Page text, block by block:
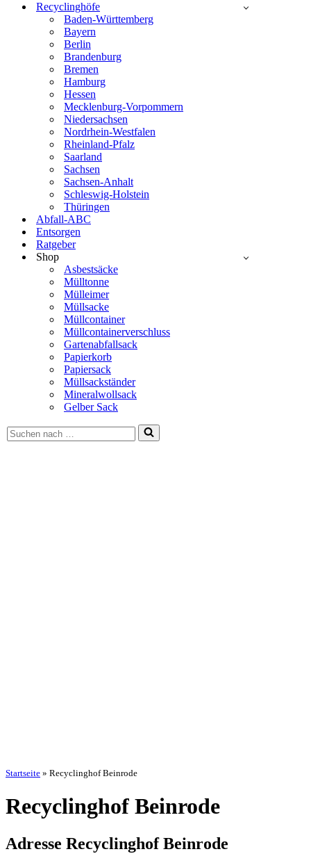
Recyclinghöfe
Baden-Württemberg
Bayern
Berlin
Brandenburg
Bremen
Hamburg
Hessen
Mecklenburg-Vorpommern
Niedersachsen
Nordrhein-Westfalen
Rheinland-Pfalz
Saarland
Sachsen
Sachsen-Anhalt
Schleswig-Holstein
Thüringen
Abfall-ABC
Entsorgen
Ratgeber
Shop
Asbestsäcke
Mülltonne
Mülleimer
Müllsacke
Müllcontainer
Müllcontainerverschluss
Gartenabfallsack
Papierkorb
Papiersack
Müllsackständer
Mineralwollsack
Gelber Sack
Suchen
nach …
Startseite » Recyclinghof Beinrode
Recyclinghof Beinrode
Adresse Recyclinghof Beinrode